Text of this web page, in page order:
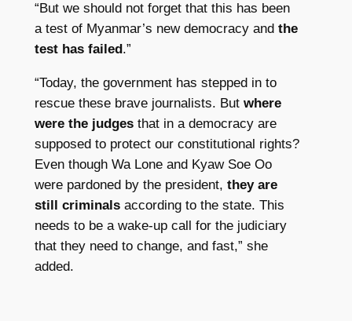
“But we should not forget that this has been
a test of Myanmar’s new democracy and the
test has failed .”
“Today, the government has stepped in to
rescue these brave journalists. But where
were the judges that in a democracy are
supposed to protect our constitutional rights?
Even though Wa Lone and Kyaw Soe Oo
were pardoned by the president, they are
still criminals according to the state. This
needs to be a wake-up call for the judiciary
that they need to change, and fast,” she
added.